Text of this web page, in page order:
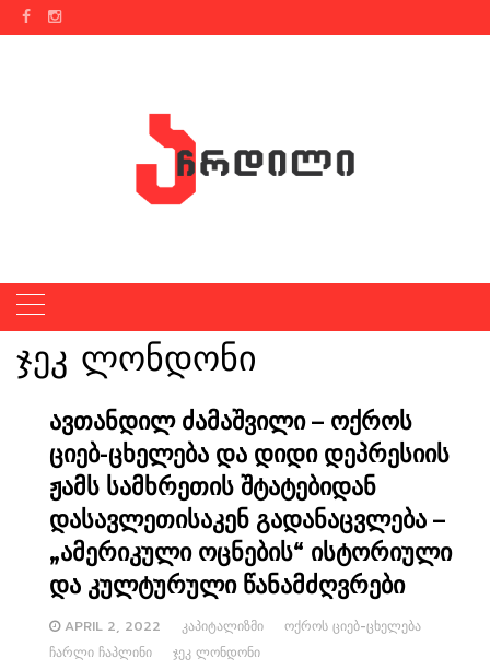
Skip
to
ჯეკ ლონდონი
ავთანდილ ძამაშვილი – ოქროს
ციებ-ცხელება და დიდი დეპრესიის
ჟამს სამხრეთის შტატებიდან
დასავლეთისაკენ გადანაცვლება –
„ამერიკული ოცნების“ ისტორიული
და კულტურული წანამძღვრები
APRIL 2, 2022 ᲙᲐᲞᲘᲢᲐᲚᲘᲖᲛᲘ
ᲝᲥᲠᲝᲡ ᲪᲘᲔᲑ-ᲪᲮᲔᲚᲔᲑᲐ
ᲩᲐᲠᲚᲘ ᲩᲐᲞᲚᲘᲜᲘ
ᲯᲔᲙ ᲚᲝᲜᲓᲝᲜᲘ